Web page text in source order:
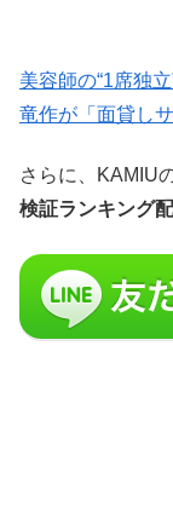
美容師の“1席独
竜作が「面貸し
さらに、KAMIU
検証ランキング